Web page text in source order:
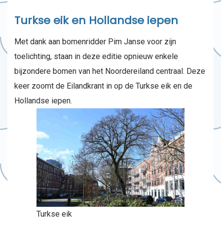
Turkse eik en Hollandse iepen
Met dank aan bomenridder Pim Janse voor zijn
toelichting, staan in deze editie opnieuw enkele
bijzondere bomen van het Noordereiland centraal. Deze
keer zoomt de Eilandkrant in op de Turkse eik en de
Hollandse iepen.
Turkse eik